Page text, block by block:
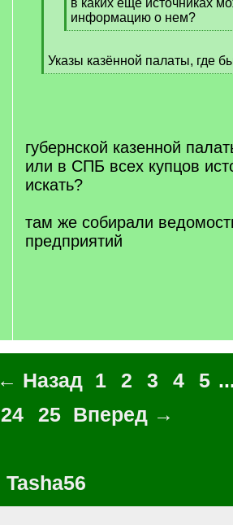
]
в каких еще источниках
информацию о нем?
[
q
]
Указы казённой палаты, где
[
губернской казенной
или в СПБ всех купцов
искать?
там же собирали
предприятий
← Назад 1 2 3 4 5
24 25 Вперед →
Tasha56